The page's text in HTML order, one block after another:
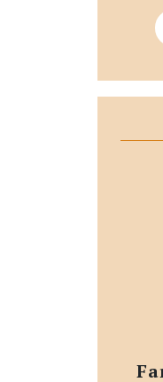
farina di avena integrale